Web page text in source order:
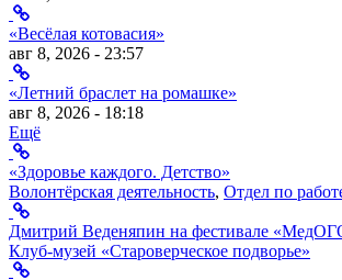
«Весёлая котовасия»
авг 8, 2026 - 23:57
«Летний браслет на ромашке»
авг 8, 2026 - 18:18
Ещё
«Здоровье каждого. Детство»
Волонтёрская деятельность, Отдел по
Дмитрий Веденяпин на фестивале
Клуб-музей «Староверческое подворье»